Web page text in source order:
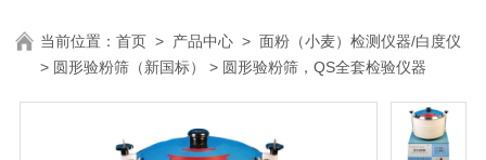
当前位置：首页 > 产品中心 >面粉（小麦）检测仪器/白度仪
> 圆形验粉筛（新国标） > 圆形验粉筛，QS全套检验仪器